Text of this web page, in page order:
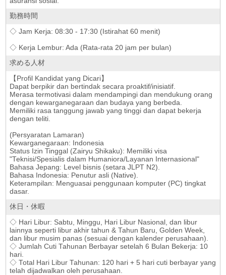
勤務時間
◇ Jam Kerja: 08:30 - 17:30 (Istirahat 60 menit)
◇ Kerja Lembur: Ada (Rata-rata 20 jam per bulan)
求める人材
【Profil Kandidat yang Dicari】
Dapat berpikir dan bertindak secara proaktif/inisiatif.
Merasa termotivasi dalam mendampingi dan mendukung orang
dengan kewarganegaraan dan budaya yang berbeda.
Memiliki rasa tanggung jawab yang tinggi dan dapat bekerja
dengan teliti.
(Persyaratan Lamaran)
Kewarganegaraan: Indonesia
Status Izin Tinggal (Zairyu Shikaku): Memiliki visa
"Teknisi/Spesialis dalam Humaniora/Layanan Internasional"
Bahasa Jepang: Level bisnis (setara JLPT N2).
Bahasa Indonesia: Penutur asli (Native).
Keterampilan: Menguasai penggunaan komputer (PC) tingkat
dasar.
休日・休暇
◇ Hari Libur: Sabtu, Minggu, Hari Libur Nasional, dan libur
lainnya seperti libur akhir tahun & Tahun Baru, Golden Week,
dan libur musim panas (sesuai dengan kalender perusahaan).
◇ Jumlah Cuti Tahunan Berbayar setelah 6 Bulan Bekerja: 10
hari.
◇ Total Hari Libur Tahunan: 120 hari + 5 hari cuti berbayar yang
telah dijadwalkan oleh perusahaan.